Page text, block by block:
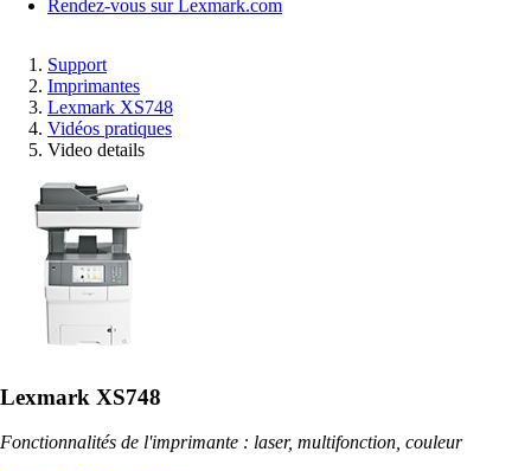
Rendez-vous sur Lexmark.com
Support
Imprimantes
Lexmark XS748
Vidéos pratiques
Video details
Lexmark XS748
Fonctionnalités de l'imprimante : laser, multifonction, couleur